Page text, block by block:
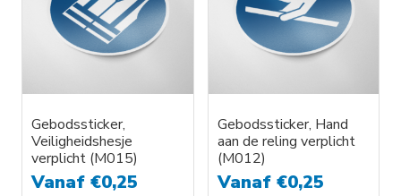
Gebodssticker,
Veiligheidshesje
verplicht (M015)
Vanaf €0,25
Gebodssticker, Hand
aan de reling verplicht
(M012)
Vanaf €0,25